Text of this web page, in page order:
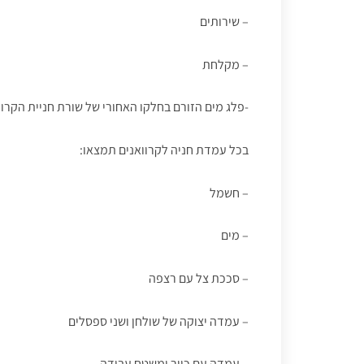
– שירותים
– מקלחת
-פלג מים הזורם בחלקו האחורי של שורת חניית
בכל עמדת חניה לקרוואנים תמצאו:
– חשמל
– מים
– סככת צל עם רצפה
– עמדה יצוקה של שולחן ושני ספסלים